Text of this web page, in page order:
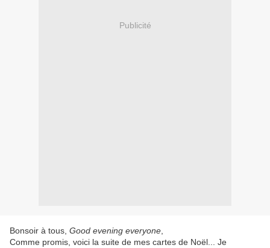
Publicité
Bonsoir à tous, Good evening everyone
Comme promis, voici la suite de mes cartes de Noël... Je